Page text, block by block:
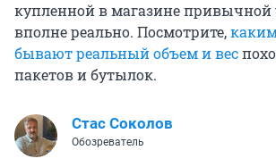
купленной в магазине привычной
вполне реально. Посмотрите,
бывают реальный объем и вес
пакетов и бутылок.
Стас Соколов
Обозреватель